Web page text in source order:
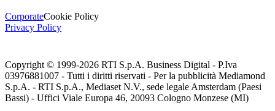
CorporateCookie Policy
Privacy Policy
Copyright © 1999-2026 RTI S.p.A. Business Digital - P.Iva
03976881007 - Tutti i diritti riservati - Per la pubblicità Mediamond
S.p.A. - RTI S.p.A., Mediaset N.V., sede legale Amsterdam (Paesi
Bassi) - Uffici Viale Europa 46, 20093 Cologno Monzese (MI)